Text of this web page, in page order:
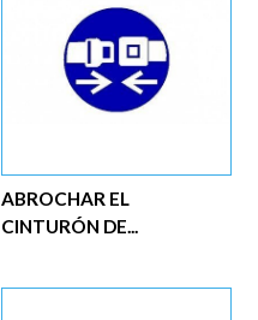
ABROCHAR EL
CINTURÓN DE...